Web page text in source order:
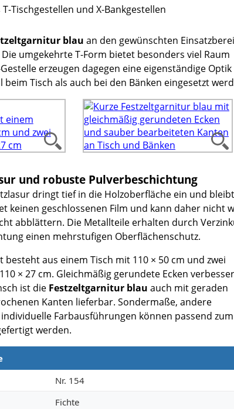
Tischgestellen und X-Bankgestellen
blau an den gewünschten
umgekehrte T-Form bietet besonders viel Raum
erzeugen dagegen eine eigenständige Optik
Tisch als auch bei den Bänken eingesetzt
und robuste Pulverbeschichtung
dringt tief in die Holzoberfläche ein und bleibt
keinen geschlossenen Film und kann daher nicht
abblättern. Die Metallteile erhalten durch
einen mehrstufigen Oberflächenschutz.
besteht aus einem Tisch mit 110 × 50 cm und zwei
× 27 cm. Gleichmäßig gerundete Ecken
ist die Festzeltgarnitur blau auch mit geraden
Kanten lieferbar. Sondermaße, andere
Farbausführungen können passend zum
werden.
Nr. 154
Fichte